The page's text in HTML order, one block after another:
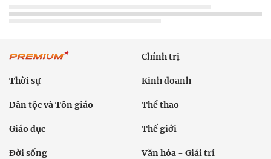
Chính trị
Thời sự Kinh doanh
Dân tộc và Tôn giáo Thể thao
Giáo dục Thế giới
Đời sống Văn hóa - Giải trí